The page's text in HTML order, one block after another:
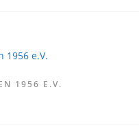
1956 E.V.